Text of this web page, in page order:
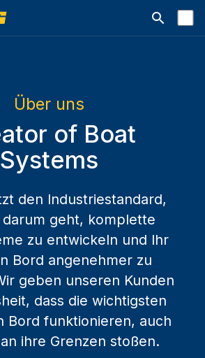
Suchleiste
Über uns
of Boat
Systems
den Industriestandard,
geht, komplette
zu entwickeln und Ihr
Bord angenehmer zu
geben unseren Kunden
dass die wichtigsten
Bord funktionieren, auch
ihre Grenzen stoßen.